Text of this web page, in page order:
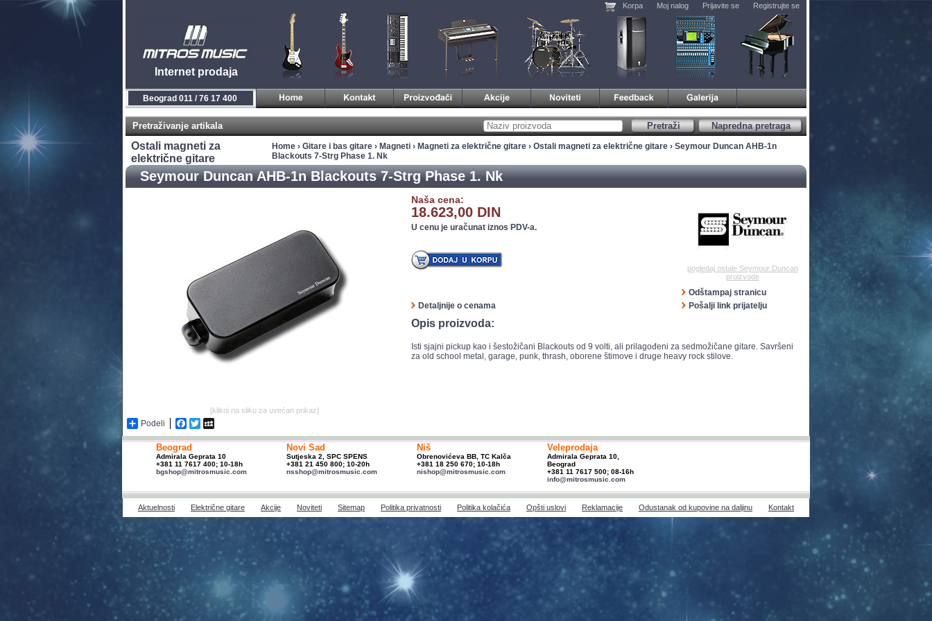
Internet prodaja
Korpa Moj nalog Prijavite se Registrujte se
Beograd 011 / 76 17 400
Pretraživanje artikala Napredna pretraga
Pretraži
Ostali magneti za
električne gitare
Home › Gitare i bas gitare › Magneti › Magneti za električne gitare › Ostali magneti za električne gitare › Seymour Duncan AHB-1n
Blackouts 7-Strg Phase 1. Nk
Seymour Duncan AHB-1n Blackouts 7-Strg Phase 1. Nk
[klikni na sliku za uvećan prikaz]
Podeli Facebook
Twitter
Naša cena:
18.623,00 DIN
U cenu je uračunat iznos PDV-a.
pogledaj ostale Seymour Duncan
proizvode
Odštampaj stranicu
Detaljnije o cenama
Pošalji link prijatelju
Opis proizvoda:
Isti sjajni pickup kao i šestožičani Blackouts od 9 volti, ali prilagođeni za sedmožičane gitare. Savršeni
za old school metal, garage, punk, thrash, oborene štimove i druge heavy rock stilove.
Beograd
Admirala Geprata 10
+381 11 7617 400; 10-18h
bgshop@mitrosmusic.com
Novi Sad
Sutjeska 2, SPC SPENS
+381 21 450 800; 10-20h
nsshop@mitrosmusic.com
Niš
Obrenovićeva BB, TC Kalča
+381 18 250 670; 10-18h
nishop@mitrosmusic.com
Veleprodaja
Admirala Geprata 10,
Beograd
+381 11 7617 500; 08-16h
info@mitrosmusic.com
Aktuelnosti Električne gitare Akcije Noviteti Sitemap Politika privatnosti Politika kolačića Opšti uslovi Reklamacije Odustanak od kupovine na daljinu Kontakt